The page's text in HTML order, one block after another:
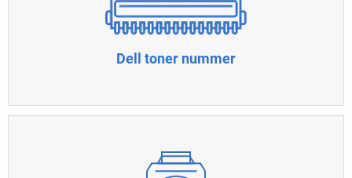
Dell toner nummer